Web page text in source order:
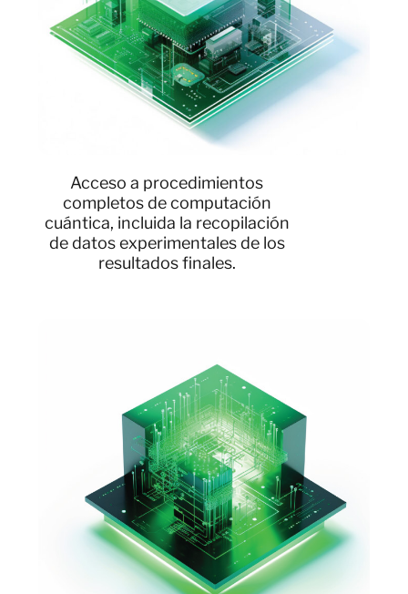
Acceso a procedimientos
completos de computación
cuántica, incluida la recopilación
de datos experimentales de los
resultados finales.